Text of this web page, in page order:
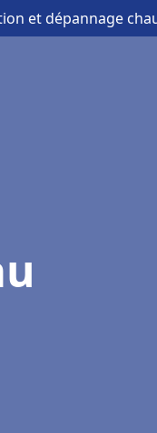
et dépannage